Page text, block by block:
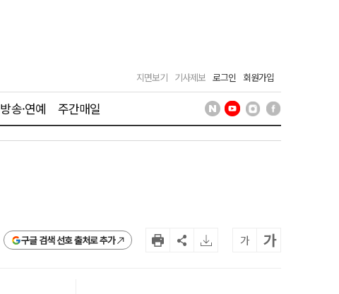
지면보기 기사제보 로그인 회원가입
방송·연예 주간매일
구글 검색 선호 출처로 추가 가 가